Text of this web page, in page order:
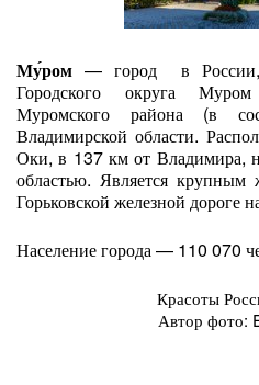
Му́ром — город в России,
Городского округа
Муромского района (в
Владимирской области.
Оки, в 137 км от Владимира,
областью. Является
Горьковской железной
Население города — 110 070
Красоты
Автор фото: